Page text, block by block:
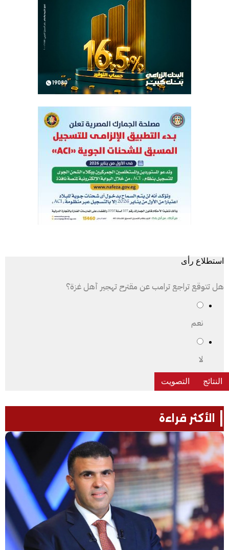
استطلاع رأى
هل تتوقع تراجع ترامب عن مقترح تهجير أهل غزة؟
نعم
لا
الأكثر قراءة